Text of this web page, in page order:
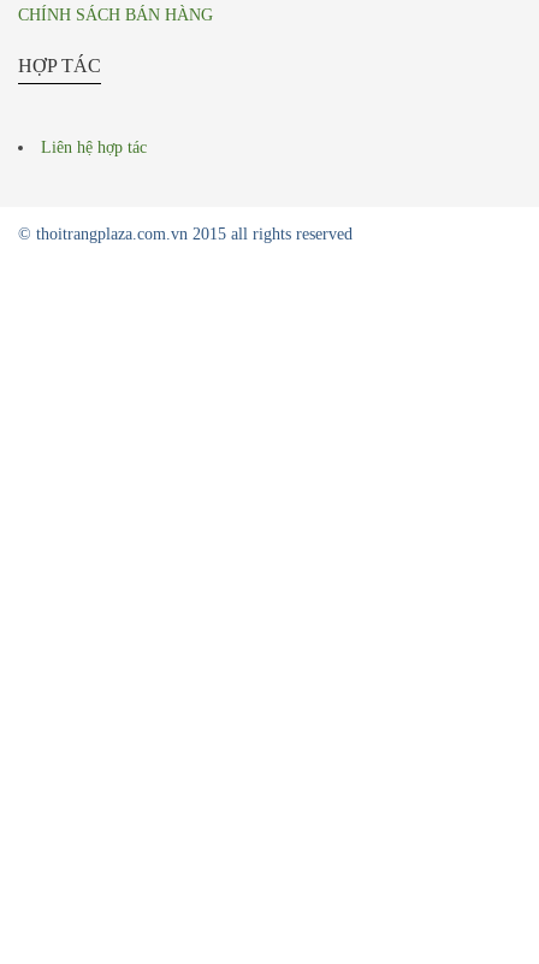
Dây lưng Louis Vuitton
Dây lưng Montblanc
Dây lưng Cartier
CHÍNH SÁCH BÁN HÀNG
HỢP TÁC
Liên hệ hợp tác
© thoitrangplaza.com.vn 2015 all rights reserved